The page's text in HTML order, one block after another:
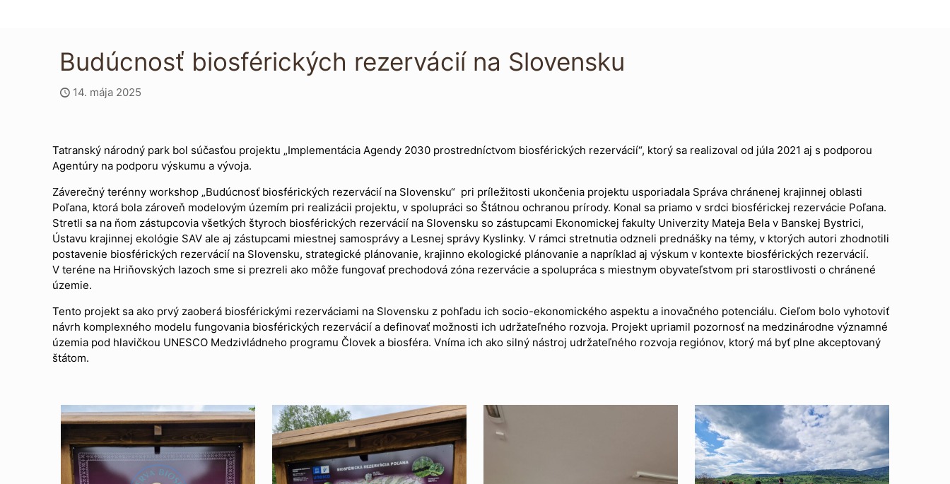
Budúcnosť biosférických rezervácií na Slovensku
14. mája 2025
Tatranský národný park bol súčasťou projektu „Implementácia Agendy 2030 prostredníctvom biosférických rezervácií“, ktorý sa realizoval od júla 2021 aj s podporou
Agentúry na podporu výskumu a vývoja.
Záverečný terénny workshop „Budúcnosť biosférických rezervácií na Slovensku“ pri príležitosti ukončenia projektu usporiadala Správa chránenej krajinnej oblasti
Poľana, ktorá bola zároveň modelovým územím pri realizácii projektu, v spolupráci so Štátnou ochranou prírody. Konal sa priamo v srdci biosférickej rezervácie Poľana.
Stretli sa na ňom zástupcovia všetkých štyroch biosférických rezervácií na Slovensku so zástupcami Ekonomickej fakulty Univerzity Mateja Bela v Banskej Bystrici,
Ústavu krajinnej ekológie SAV ale aj zástupcami miestnej samosprávy a Lesnej správy Kyslinky. V rámci stretnutia odzneli prednášky na témy, v ktorých autori zhodnotili
postavenie biosférických rezervácií na Slovensku, strategické plánovanie, krajinno ekologické plánovanie a napríklad aj výskum v kontexte biosférických rezervácií.
V teréne na Hriňovských lazoch sme si prezreli ako môže fungovať prechodová zóna rezervácie a spolupráca s miestnym obyvateľstvom pri starostlivosti o chránené
územie.
Tento projekt sa ako prvý zaoberá biosférickými rezerváciami na Slovensku z pohľadu ich socio-ekonomického aspektu a inovačného potenciálu. Cieľom bolo vyhotoviť
návrh komplexného modelu fungovania biosférických rezervácií a definovať možnosti ich udržateľného rozvoja. Projekt upriamil pozornosť na medzinárodne významné
územia pod hlavičkou UNESCO Medzivládneho programu Človek a biosféra. Vníma ich ako silný nástroj udržateľného rozvoja regiónov, ktorý má byť plne akceptovaný
štátom.